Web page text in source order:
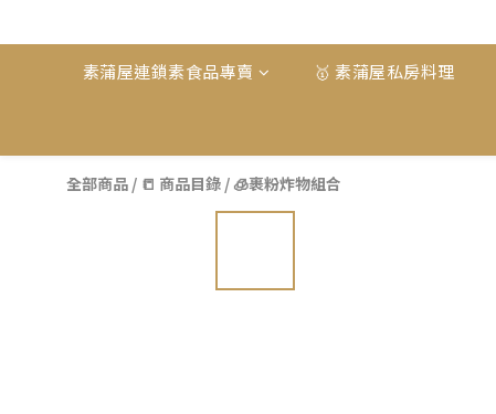
素蒲屋連鎖素食品專賣 🥇 素蒲屋私房料理
全部商品 / 📒 商品目錄 / 🧊裹粉炸物組合